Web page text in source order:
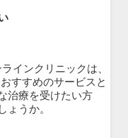
インクリニックは、
すすめのサービスと
治療を受けたい方
ょうか。